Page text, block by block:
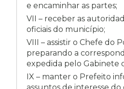
e encaminhar as partes;
VII – receber as
oficiais do município;
VIII – assistir o Chefe do
preparando a
expedida pelo Gabinete
IX – manter o Prefeito
assuntos de interesse